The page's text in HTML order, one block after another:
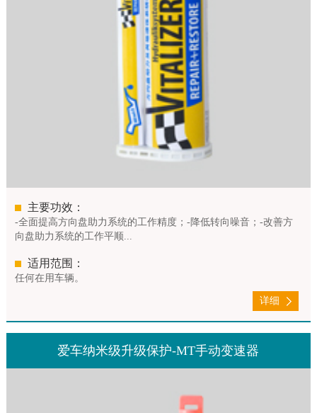
主要功效：
-全面提高方向盘助力系统的工作精度；-降低转向噪音；-改善方
向盘助力系统的工作平顺...
适用范围：
任何在用车辆。
详细
爱车纳米级升级保护-MT手动变速器